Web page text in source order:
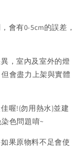
會有0-5cm的誤差，
，室內及室外的燈
會盡力上架與實體
喔!(勿用熱水)並建
色問題唷~
果原物料不足會使